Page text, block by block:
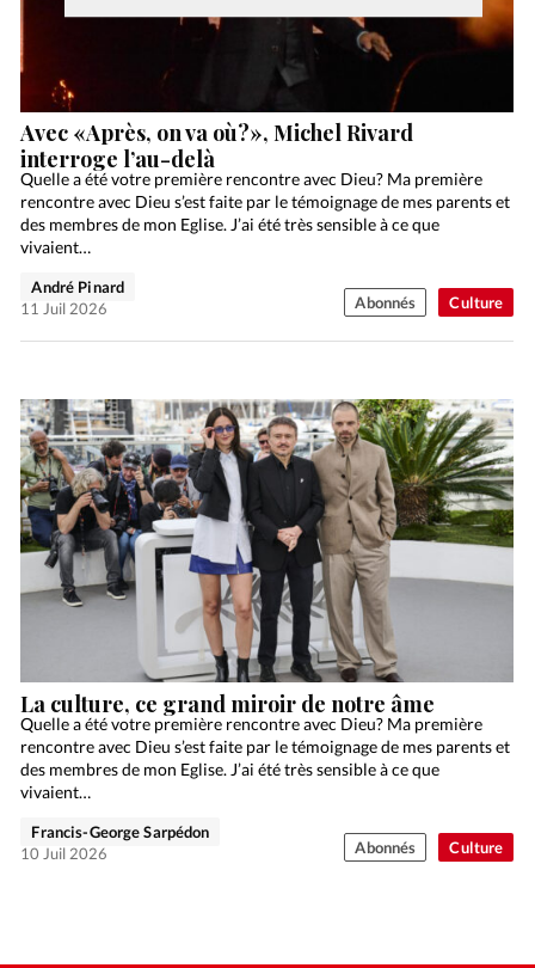
Culture
Avec «Après, on va où?», Michel Rivard
interroge l’au-delà
Quelle a été votre première rencontre avec Dieu? Ma première
rencontre avec Dieu s’est faite par le témoignage de mes parents et
des membres de mon Eglise. J’ai été très sensible à ce que
vivaient…
André Pinard
11 Juil 2026
Abonnés
Culture
La culture, ce grand miroir de notre âme
Quelle a été votre première rencontre avec Dieu? Ma première
rencontre avec Dieu s’est faite par le témoignage de mes parents et
des membres de mon Eglise. J’ai été très sensible à ce que
vivaient…
Francis-George Sarpédon
10 Juil 2026
Abonnés